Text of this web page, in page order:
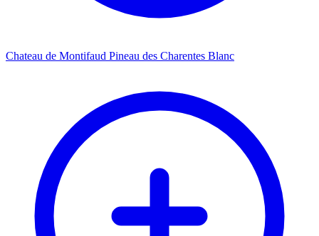
Chateau de Montifaud Pineau des Charentes Blanc